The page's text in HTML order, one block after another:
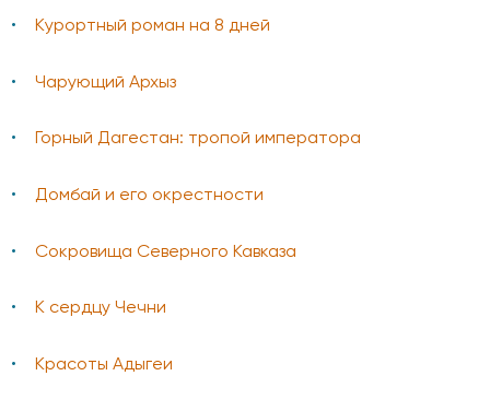
Курортный роман на 8 дней
Чарующий Архыз
Горный Дагестан: тропой императора
Домбай и его окрестности
Сокровища Северного Кавказа
К сердцу Чечни
Красоты Адыгеи